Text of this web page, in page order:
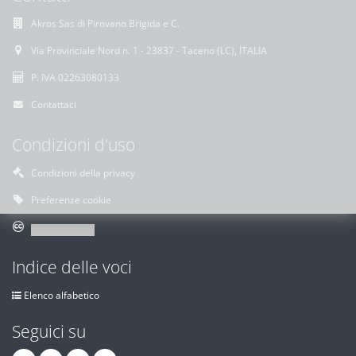
Akros Sas di Pirovano Brigida e C.
Via Provinciale Nord n. 1 - 23837 - Taceno (LC), ITALIA
P. IVA 02263080133
Contattaci
Condizioni d'uso
Condizioni della privacy
Preferenze cookie
Indice delle voci
Elenco alfabetico
Seguici su